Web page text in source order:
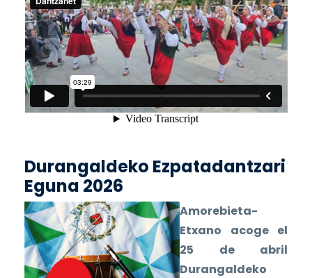
Durangaldeko Ezpatadantzari
Eguna 2026
Amorebieta-
Etxano acoge el
25 de abril
Durangaldeko